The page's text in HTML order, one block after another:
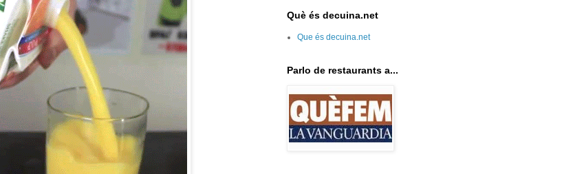
Què és decuina.net
Que és decuina.net
Parlo de restaurants a...